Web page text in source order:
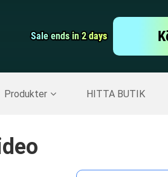
Sale ends in 2 days
Sale ends in 2 days
Produkter HITTA BUTIK
Screen Recorder
>>